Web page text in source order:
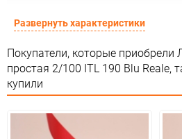
Срок годности
Предназначение товара Для
Сертификация Не
Минимальное количество
Развернуть характеристики
Покупатели, которые приобрели
простая 2/100 ITL 190 Blu Reale,
купили